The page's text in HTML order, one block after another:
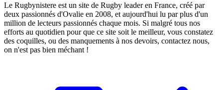
Le Rugbynistere est un site de Rugby leader en France, créé par
deux passionnés d'Ovalie en 2008, et aujourd'hui lu par plus d'un
million de lecteurs passionnés chaque mois. Si malgré tous nos
efforts au quotidien pour que ce site soit le meilleur, vous constatez
des coquilles, ou des manquements à nos devoirs, contactez nous,
on n'est pas bien méchant !